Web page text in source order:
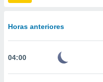
permite
seguir
coste.
Horas anteriores
04:00